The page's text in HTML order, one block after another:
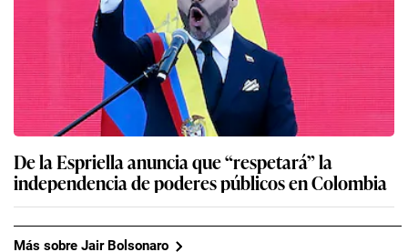
De la Espriella anuncia que “respetará” la
independencia de poderes públicos en Colombia
Más sobre Jair Bolsonaro